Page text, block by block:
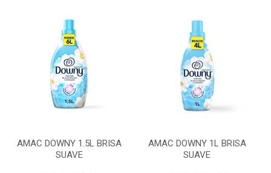
AMAC DOWNY 1.5L BRISA
SUAVE
AMAC DOWNY 1L BRISA
SUAVE